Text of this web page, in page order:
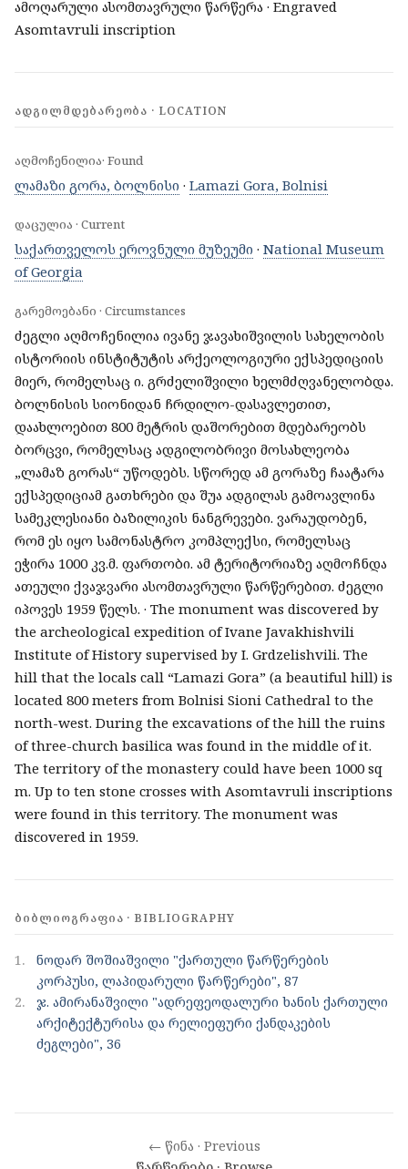
ამოღარული ასომთავრული წარწერა · Engraved
Asomtavruli inscription
ᲐᲓᲒᲘᲚᲛᲓᲔᲑᲐᲠᲔᲝᲑᲐ · LOCATION
აღმოჩენილია· Found
ლამაზი გორა, ბოლნისი · Lamazi Gora, Bolnisi
დაცულია · Current
საქართველოს ეროვნული მუზეუმი · National Museum
of Georgia
გარემოებანი · Circumstances
ძეგლი აღმოჩენილია ივანე ჯავახიშვილის სახელობის
ისტორიის ინსტიტუტის არქეოლოგიური ექსპედიციის
მიერ, რომელსაც ი. გრძელიშვილი ხელმძღვანელობდა.
ბოლნისის სიონიდან ჩრდილო-დასავლეთით,
დაახლოებით 800 მეტრის დაშორებით მდებარეობს
ბორცვი, რომელსაც ადგილობრივი მოსახლეობა
„ლამაზ გორას“ უწოდებს. სწორედ ამ გორაზე ჩაატარა
ექსპედიციამ გათხრები და შუა ადგილას გამოავლინა
სამეკლესიანი ბაზილიკის ნანგრევები. ვარაუდობენ,
რომ ეს იყო სამონასტრო კომპლექსი, რომელსაც
ეჭირა 1000 კვ.მ. ფართობი. ამ ტერიტორიაზე აღმოჩნდა
ათეული ქვაჯვარი ასომთავრული წარწერებით. ძეგლი
იპოვეს 1959 წელს. · The monument was discovered by
the archeological expedition of Ivane Javakhishvili
Institute of History supervised by I. Grdzelishvili. The
hill that the locals call “Lamazi Gora” (a beautiful hill) is
located 800 meters from Bolnisi Sioni Cathedral to the
north-west. During the excavations of the hill the ruins
of three-church basilica was found in the middle of it.
The territory of the monastery could have been 1000 sq
m. Up to ten stone crosses with Asomtavruli inscriptions
were found in this territory. The monument was
discovered in 1959.
ᲑᲘᲑᲚᲘᲝᲒᲠᲐᲤᲘᲐ · BIBLIOGRAPHY
1.
ნოდარ შოშიაშვილი "ქართული წარწერების
კორპუსი, ლაპიდარული წარწერები", 87
2.
ჯ. ამირანაშვილი "ადრეფეოდალური ხანის ქართული
არქიტექტურისა და რელიეფური ქანდაკების
ძეგლები", 36
← წინა · Previous